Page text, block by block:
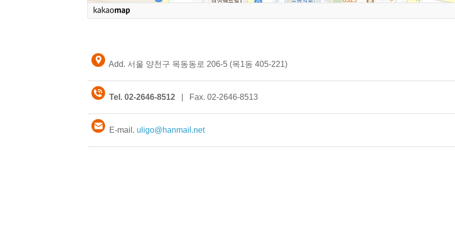
Add. 서울 양천구 목동동로 206-5 (목1동 405-221)
Tel. 02-2646-8512 | Fax. 02-2646-8513
E-mail. uligo@hanmail.net